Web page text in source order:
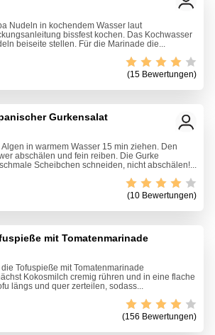
Nudeln in kochendem Wasser laut
bissfest kochen. Das Kochwasser
beiseite stellen. Für die Marinade die...
(15 Bewertungen)
Gurkensalat
Algen in warmem Wasser 15 min ziehen. Den
abschälen und fein reiben. Die Gurke
Scheibchen schneiden, nicht abschälen!...
(10 Bewertungen)
mit Tomatenmarinade
die Tofuspieße mit Tomatenmarinade
Kokosmilch cremig rühren und in eine flache
längs und quer zerteilen, sodass...
(156 Bewertungen)